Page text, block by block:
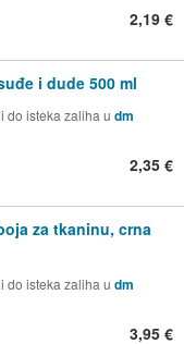
2,19 €
i dude 500 ml
do isteka zaliha u dm
2,35 €
za tkaninu, crna
do isteka zaliha u dm
3,95 €